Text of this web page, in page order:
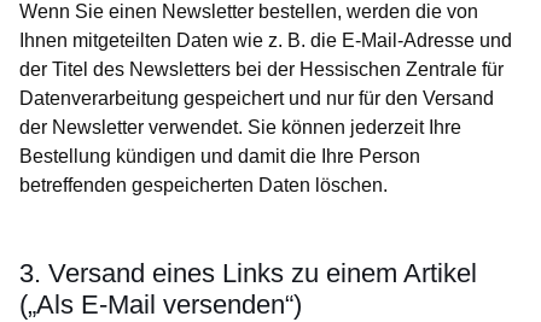
Wenn Sie einen Newsletter bestellen, werden die von
Ihnen mitgeteilten Daten wie z. B. die E-Mail-Adresse und
der Titel des Newsletters bei der Hessischen Zentrale für
Datenverarbeitung gespeichert und nur für den Versand
der Newsletter verwendet. Sie können jederzeit Ihre
Bestellung kündigen und damit die Ihre Person
betreffenden gespeicherten Daten löschen.
3. Versand eines Links zu einem Artikel
(„Als E-Mail versenden“)